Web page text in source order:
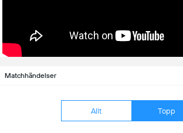
Matchhändelser
Allt Topp